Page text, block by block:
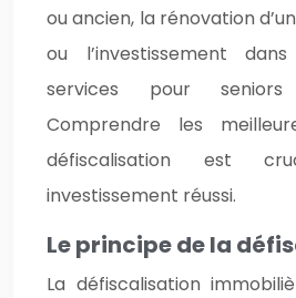
ou ancien, la rénovation
ou l’investissement
services pour
Comprendre les
défiscalisation est
investissement réussi.
Le principe de la
La défiscalisation